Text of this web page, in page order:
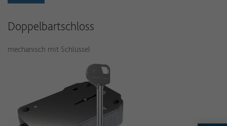
Doppelbartschloss
mechanisch mit Schlüssel